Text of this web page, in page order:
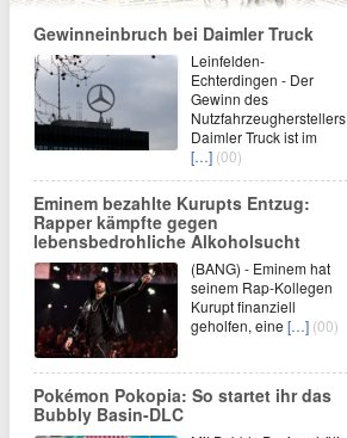
Gewinneinbruch bei Daimler Truck
Leinfelden-
Echterdingen - Der
Gewinn des
Nutzfahrzeugherstellers
Daimler Truck ist im
[…] (00)
Eminem bezahlte Kurupts Entzug:
Rapper kämpfte gegen
lebensbedrohliche Alkoholsucht
(BANG) - Eminem hat
seinem Rap-Kollegen
Kurupt finanziell
geholfen, eine […] (00)
Pokémon Pokopia: So startet ihr das
Bubbly Basin-DLC